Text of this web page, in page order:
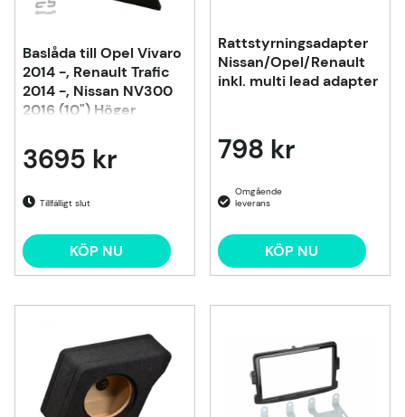
Baslåda till Opel Vivaro
2014 -, Renault Trafic
2014 -, Nissan NV300
2016 (10") Höger
3695 kr
Tillfälligt slut
KÖP NU
Rattstyrningsadapter
Nissan/Opel/Renault
inkl. multi lead adapter
798 kr
KÖP NU